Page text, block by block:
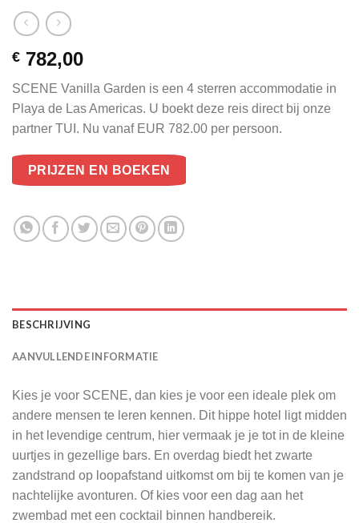
€ 782,00
SCENE Vanilla Garden is een 4 sterren accommodatie in
Playa de Las Americas. U boekt deze reis direct bij onze
partner TUI. Nu vanaf EUR 782.00 per persoon.
PRIJZEN EN BOEKEN
BESCHRIJVING
AANVULLENDE INFORMATIE
Kies je voor SCENE, dan kies je voor een ideale plek om
andere mensen te leren kennen. Dit hippe hotel ligt midden
in het levendige centrum, hier vermaak je je tot in de kleine
uurtjes in gezellige bars. En overdag biedt het zwarte
zandstrand op loopafstand uitkomst om bij te komen van je
nachtelijke avonturen. Of kies voor een dag aan het
zwembad met een cocktail binnen handbereik.